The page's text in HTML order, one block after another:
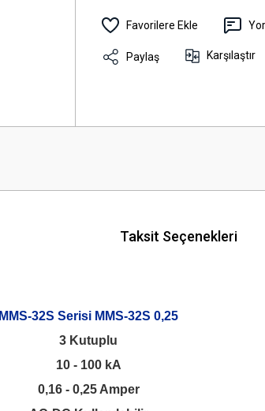
Paylaş Karşılaştır
Taksit Seçenekleri
MMS-32S Serisi MMS-32S 0,25
3 Kutuplu
10 - 100 kA
0,16 - 0,25 Amper